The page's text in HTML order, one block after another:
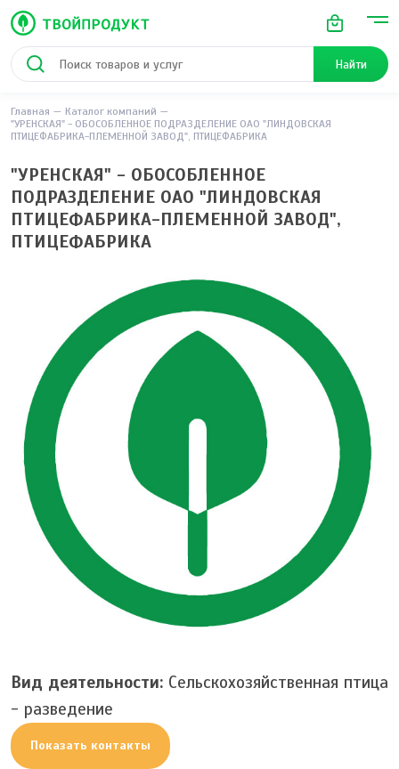
Найти
Главная
Каталог компаний
"УРЕНСКАЯ" - ОБОСОБЛЕННОЕ ПОДРАЗДЕЛЕНИЕ ОАО "ЛИНДОВСКАЯ
ПТИЦЕФАБРИКА-ПЛЕМЕННОЙ ЗАВОД", ПТИЦЕФАБРИКА
"УРЕНСКАЯ" - ОБОСОБЛЕННОЕ
ПОДРАЗДЕЛЕНИЕ ОАО "ЛИНДОВСКАЯ
ПТИЦЕФАБРИКА-ПЛЕМЕННОЙ ЗАВОД",
ПТИЦЕФАБРИКА
Вид деятельности: Сельскохозяйственная птица
- разведение
Показать контакты